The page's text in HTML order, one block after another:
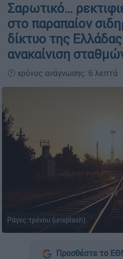
Σαρωτικό…
στο παραπαίον
δίκτυο της
ανακαίνιση
🕛 χρόνος ανάγνωσης: 6 λεπτά
Ράγες τρένου (unsplash)
Προσθέστε το